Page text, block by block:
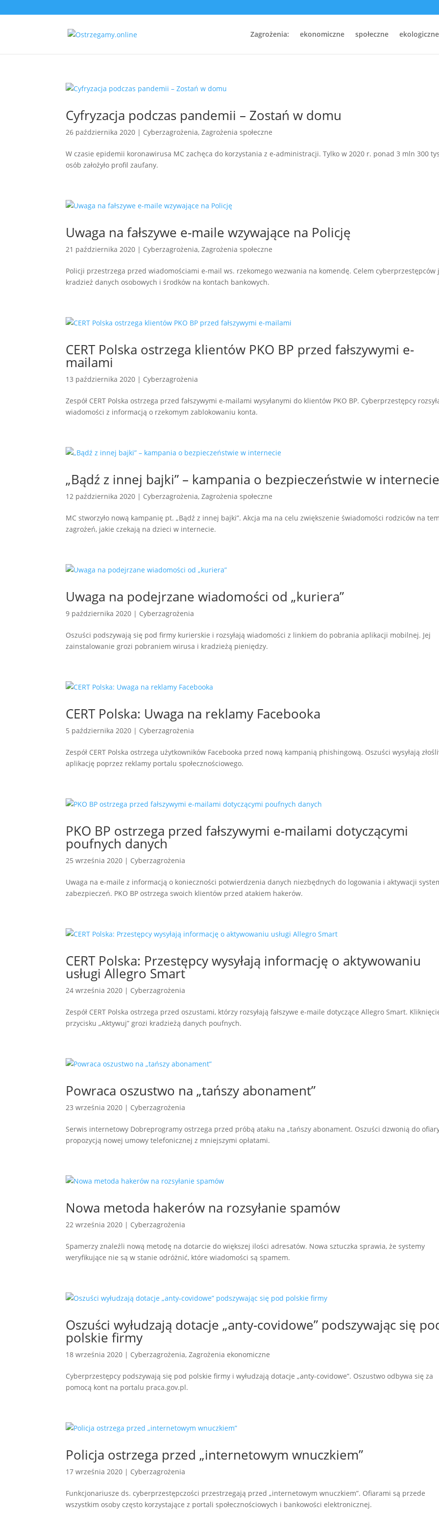
Zagrożenia: ekonomiczne społeczne ekologiczne
Cyfryzacja podczas pandemii – Zostań w domu
26 października 2020 | Cyberzagrożenia,Zagrożenia społeczne
W czasie epidemii koronawirusa MC zachęca do korzystania z e-administracji. Tylko w 2020 r. ponad 3 mln 300
osób założyło profil zaufany.
Uwaga na fałszywe e-maile wzywające na Policję
21 października 2020 | Cyberzagrożenia,Zagrożenia społeczne
Policji przestrzega przed wiadomościami e-mail ws. rzekomego wezwania na komendę. Celem cyberprzestępców
kradzież danych osobowych i środków na kontach bankowych.
CERT Polska ostrzega klientów PKO BP przed fałszywymi e-
mailami
13 października 2020 | Cyberzagrożenia
Zespół CERT Polska ostrzega przed fałszywymi e-mailami wysyłanymi do klientów PKO BP. Cyberprzestępcy
wiadomości z informacją o rzekomym zablokowaniu konta.
„Bądź z innej bajki” – kampania o bezpieczeństwie w
12 października 2020 | Cyberzagrożenia,Zagrożenia społeczne
MC stworzyło nową kampanię pt. „Bądź z innej bajki”. Akcja ma na celu zwiększenie świadomości rodziców na
zagrożeń, jakie czekają na dzieci w internecie.
Uwaga na podejrzane wiadomości od „kuriera”
9 października 2020 | Cyberzagrożenia
Oszuści podszywają się pod firmy kurierskie i rozsyłają wiadomości z linkiem do pobrania aplikacji mobilnej. Jej
zainstalowanie grozi pobraniem wirusa i kradzieżą pieniędzy.
CERT Polska: Uwaga na reklamy Facebooka
5 października 2020 | Cyberzagrożenia
Zespół CERT Polska ostrzega użytkowników Facebooka przed nową kampanią phishingową. Oszuści wysyłają
aplikację poprzez reklamy portalu społecznościowego.
PKO BP ostrzega przed fałszywymi e-mailami dotyczącymi
poufnych danych
25 września 2020 | Cyberzagrożenia
Uwaga na e-maile z informacją o konieczności potwierdzenia danych niezbędnych do logowania i aktywacji
zabezpieczeń. PKO BP ostrzega swoich klientów przed atakiem hakerów.
CERT Polska: Przestępcy wysyłają informację o aktywowaniu
usługi Allegro Smart
24 września 2020 | Cyberzagrożenia
Zespół CERT Polska ostrzega przed oszustami, którzy rozsyłają fałszywe e-maile dotyczące Allegro Smart.
przycisku „Aktywuj” grozi kradzieżą danych poufnych.
Powraca oszustwo na „tańszy abonament”
23 września 2020 | Cyberzagrożenia
Serwis internetowy Dobreprogramy ostrzega przed próbą ataku na „tańszy abonament. Oszuści dzwonią do
propozycją nowej umowy telefonicznej z mniejszymi opłatami.
Nowa metoda hakerów na rozsyłanie spamów
22 września 2020 | Cyberzagrożenia
Spamerzy znaleźli nową metodę na dotarcie do większej ilości adresatów. Nowa sztuczka sprawia, że systemy
weryfikujące nie są w stanie odróżnić, które wiadomości są spamem.
Oszuści wyłudzają dotacje „anty-covidowe” podszywając się
polskie firmy
18 września 2020 | Cyberzagrożenia,Zagrożenia ekonomiczne
Cyberprzestępcy podszywają się pod polskie firmy i wyłudzają dotacje „anty-covidowe”. Oszustwo odbywa się za
pomocą kont na portalu praca.gov.pl.
Policja ostrzega przed „internetowym wnuczkiem”
17 września 2020 | Cyberzagrożenia
Funkcjonariusze ds. cyberprzestępczości przestrzegają przed „internetowym wnuczkiem”. Ofiarami są przede
wszystkim osoby często korzystające z portali społecznościowych i bankowości elektronicznej.